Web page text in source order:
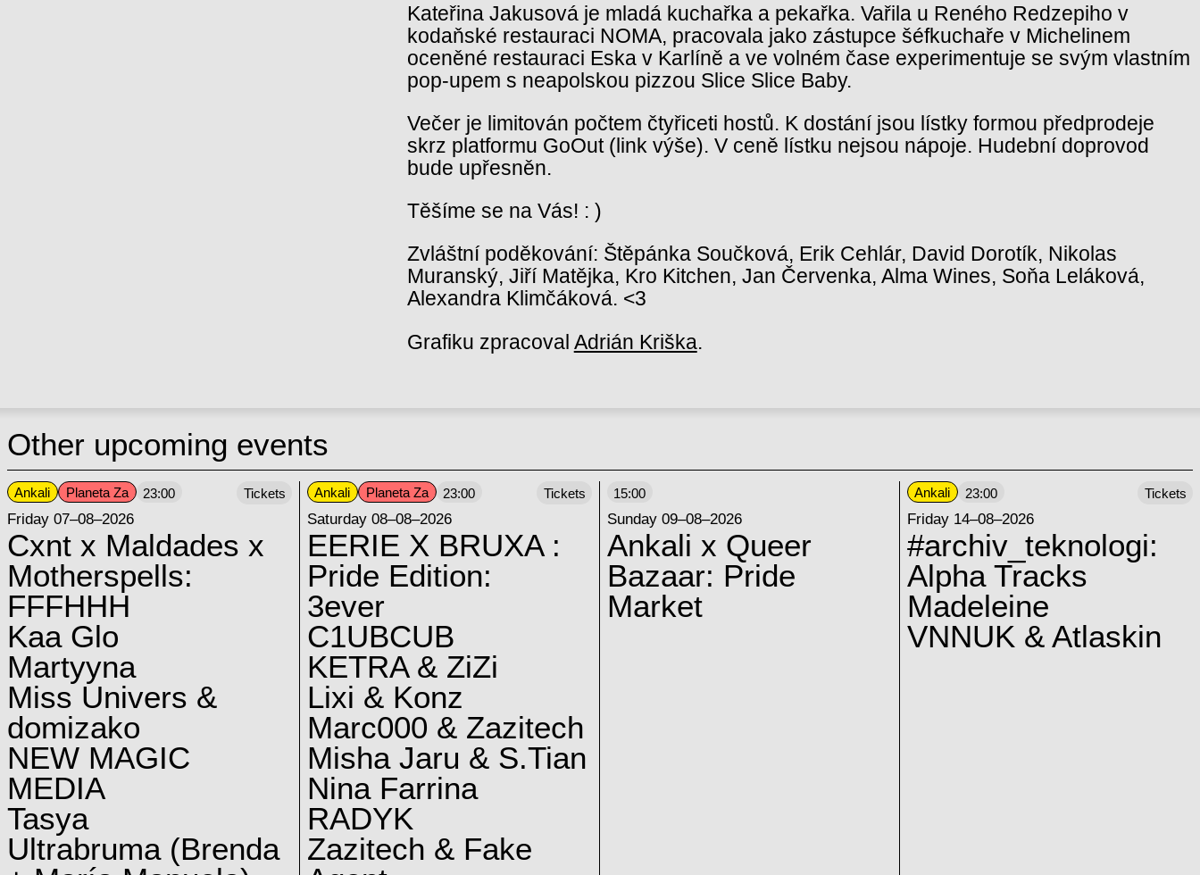
Kateřina Jakusová je mladá kuchařka a pekařka. Vařila u Reného Redzepiho v
kodaňské restauraci NOMA, pracovala jako zástupce šéfkuchaře v Michelinem
oceněné restauraci Eska v Karlíně a ve volném čase experimentuje se svým vlastním
pop-upem s neapolskou pizzou Slice Slice Baby.
Večer je limitován počtem čtyřiceti hostů. K dostání jsou lístky formou předprodeje
skrz platformu GoOut (link výše). V ceně lístku nejsou nápoje. Hudební doprovod
bude upřesněn.
Těšíme se na Vás! : )
Zvláštní poděkování: Štěpánka Součková, Erik Cehlár, David Dorotík, Nikolas
Muranský, Jiří Matějka, Kro Kitchen, Jan Červenka, Alma Wines, Soňa Leláková,
Alexandra Klimčáková. <3
Grafiku zpracoval Adrián Kriška.
Other upcoming events
Ankali Planeta Za 23:00
Friday 07–08–2026
Cxnt x Maldades x
Motherspells:
FFFHHH
Kaa Glo
Martyyna
Miss Univers &
domizako
NEW MAGIC
MEDIA
Tasya
Ultrabruma (Brenda
Tickets Ankali Planeta Za 23:00
Saturday 08–08–2026
EERIE X BRUXA :
Pride Edition:
3ever
C1UBCUB
KETRA & ZiZi
Lixi & Konz
Marc000 & Zazitech
Misha Jaru & S.Tian
Nina Farrina
RADYK
Zazitech & Fake
Tickets 15:00
Sunday 09–08–2026
Ankali x Queer
Bazaar: Pride
Market
Ankali 23:00
Friday 14–08–2026
#archiv_teknologi:
Alpha Tracks
Madeleine
VNNUK & Atlaskin
Tickets